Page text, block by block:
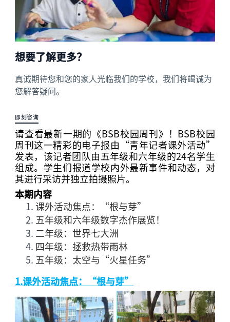
想要了解更多？
真诚期待您和您的家人光临我们的学校，我们将竭诚为
您解答疑问。
即刻咨询
请查看最新一期的《BSB校园周刊》！ BSB校园
周刊这一精彩的电子报由“青年记者课外活动”
发表，该记者团队由五年级和六年级的24名学生
组成。学生们报道学校内外最新事件和动态，对
其进行采访并独立拍摄照片。
本期内容
课外活动焦点：“根与芽”
五年级和六年级数字杰作展览！
二年级：世界七大洲
四年级：拯救热带雨林
五年级：太空与“火星任务”
1.课外活动焦点：“根与芽”